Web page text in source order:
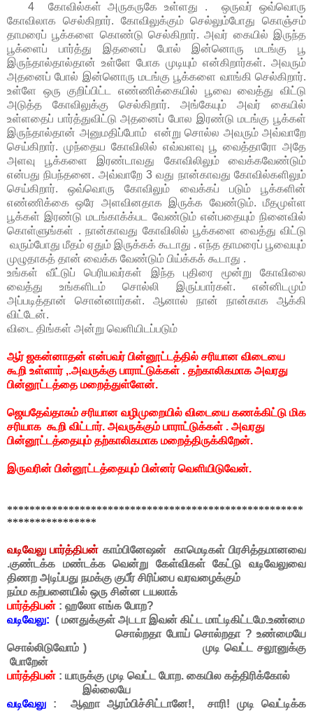
4 கோவில்கள் அருகருகே உள்ளது . ஒருவர் ஒவ்வொரு
கோவிலாக செல்கிறார். கோவிலுக்கும் செல்லும்போது கொஞ்சம்
தாமரைப் பூக்களை கொண்டு செல்கிறார். அவர் கையில் இருந்த
பூக்ளைப் பார்த்து இதனைப் போல் இன்னொரு மடங்கு பூ
இருந்தால்தால்தான் உள்ளே போக முடியும் என்கிறார்கள். அவரும்
அதனைப் போல் இன்னொரு மடங்கு பூக்களை வாங்கி செல்கிறார்.
உள்ளே ஒரு குறிப்பிட்ட எண்ணிக்கையில் பூவை வைத்து விட்டு
அடுத்த கோவிலுக்கு செல்கிறார். அங்கேயும் அவர் கையில்
உள்ளதைப் பார்த்துவிட்டு அதனைப் போல இரண்டு மடங்கு பூக்கள்
இருந்தால்தான் அனுமதிப்போம் என்று சொல்ல அவரும் அவ்வாறே
செய்கிறார். முந்தைய கோவிலில் எவ்வளவு பூ வைத்தாரோ அதே
அளவு பூக்களை இரண்டாவது கோவிலிலும் வைக்கவேண்டும்
என்பது நிபந்தனை. அவ்வாறே 3 வது நான்காவது கோவில்களிலும்
செய்கிறார். ஒவ்வொரு கோவிலும் வைக்கப் படும் பூக்களின்
எண்ணிக்கை ஒரே அளவினதாக இருக்க வேண்டும். மீதமுள்ள
பூக்கள் இரண்டு மடங்காக்க்பட வேண்டும் என்பதையும் நினைவில்
கொள்ளுங்கள் . நான்காவது கோவிலில் பூக்களை வைத்து விட்டு
வரும்போது மீதம் ஏதும் இருக்கக் கூடாது . எந்த தாமரைப் பூவையும்
முழுதாகத் தான் வைக்க வேண்டும் பிய்க்கக் கூடாது .
உங்கள் வீட்டுப் பெரியவர்கள் இந்த புதிரை மூன்று கோவிலை
வைத்து உங்களிடம் சொல்லி இருப்பார்கள். என்னிடமும்
அப்படித்தான் சொன்னார்கள். ஆனால் நான் நான்காக ஆக்கி
விட்டேன்.
விடை திங்கள் அன்று வெளியிடப்படும்
ஆர் ஜகன்னாதன் என்பவர் பின்னூட்டத்தில் சரியான விடையை
கூறி உள்ளார் ,.அவருக்கு பாராட்டுக்கள் . தற்காலிகமாக அவரது
பின்னூட்டத்தை மறைத்துள்ளேன்.
ஜெயதேவ்தாசும் சரியான வழிமுறையில் விடையை கணக்கிட்டு மிக
சரியாக கூறி விட்டார். அவருக்கும் பாராட்டுக்கள் . அவரது
பின்னூட்டத்தையும் தற்காலிகமாக மறைத்திருக்கிறேன்.
இருவரின் பின்னூட்டத்தையும் பின்னர் வெளியிடுவேன்.
*****************************************************
****************
வடிவேலு பார்த்திபன் காம்பினேஷன் காமெடிகள் பிரசித்தமானவை
.குண்டக்க மண்டக்க வென்று கேள்விகள் கேட்டு வடிவேலுவை
திணற அடிப்பது நமக்கு குபீர் சிரிப்பை வரவழைக்கும்
நம்ம கற்பனையில் ஒரு சின்ன டயலாக்
பார்த்திபன் : ஹலோ எங்க போற?
வடிவேலு: ( மனதுக்குள் அடடா இவன் கிட்ட மாட்டிகிட்டமே.உண்மை
சொல்றதா போய் சொல்றதா ? உண்மையே
சொல்லிடுவோம் ) முடி வெட்ட சலூனுக்கு
போறேன்
பார்த்திபன் : யாருக்கு முடி வெட்ட போற. கையில கத்திரிக்கோல்
இல்லையே
வடிவேலு : ஆஹா ஆரம்பிச்சிட்டானே!, சாரி! முடி வெட்டிக்க